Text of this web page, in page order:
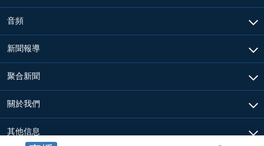
音頻
新聞報導
聚合新聞
關於我們
其他信息